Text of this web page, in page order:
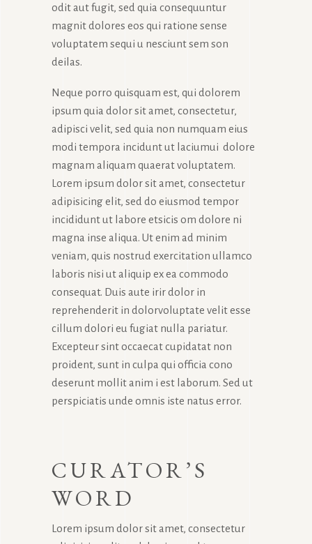
odit aut fugit, sed quia consequuntur
magnit dolores eos qui ratione sense
voluptatem sequi u nesciunt sem son
deilas.
Neque porro quisquam est, qui dolorem
ipsum quia dolor sit amet, consectetur,
adipisci velit, sed quia non numquam eius
modi tempora incidunt ut laciumui dolore
magnam aliquam quaerat voluptatem.
Lorem ipsum dolor sit amet, consectetur
adipisicing elit, sed do eiusmod tempor
incididunt ut labore etsicis om dolore ni
magna inse aliqua. Ut enim ad minim
veniam, quis nostrud exercitation ullamco
laboris nisi ut aliquip ex ea commodo
consequat. Duis aute irir dolor in
reprehenderit in dolorvoluptate velit esse
cillum dolori eu fugiat nulla pariatur.
Excepteur sint occaecat cupidatat non
proident, sunt in culpa qui officia cono
deserunt mollit anim i est laborum. Sed ut
perspiciatis unde omnis iste natus error.
CURATOR’S
WORD
Lorem ipsum dolor sit amet, consectetur